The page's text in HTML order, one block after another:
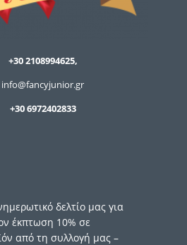
+30 2108994625,
info@fancyjunior.gr
+30 6972402833
δελτίο μας για
έκπτωση 10% σε
από τη συλλογή μας –